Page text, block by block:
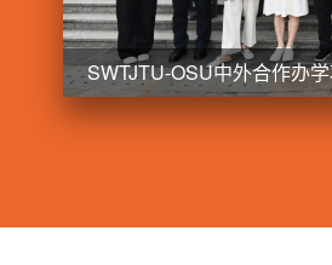
SWTJTU-OSU中外合作办
会顺利举行